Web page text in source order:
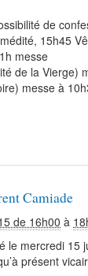
de
15h45
messe
de la Vierge)
messe à
Camiade
de 16h00 à
le mercredi 15
présent